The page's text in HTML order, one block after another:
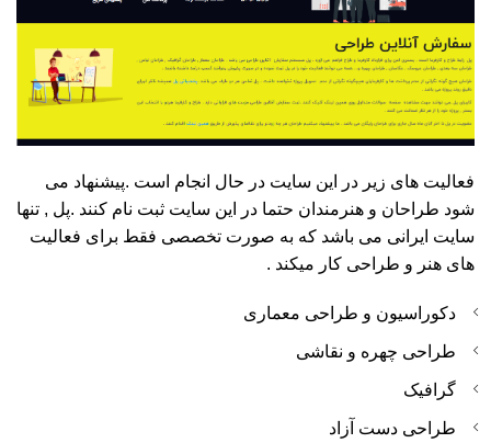
فعالیت های زیر در این سایت در حال انجام است .پیشنهاد می
شود طراحان و هنرمندان حتما در این سایت ثبت نام کنند .پل , تنها
سایت ایرانی می باشد که به صورت تخصصی فقط برای فعالیت
های هنر و طراحی کار میکند .
دکوراسیون و طراحی معماری
طراحی چهره و نقاشی
گرافیک
طراحی دست آزاد